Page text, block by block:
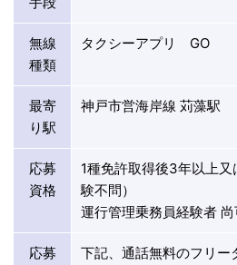
無線
種類
タクシーアプリ GO
最寄
り駅
神戸市営海岸線 苅藻駅
応募
資格
1種免許取得後3年以上
験不問）
運行管理乗務員経験者
応募
下記、通話無料のフリ